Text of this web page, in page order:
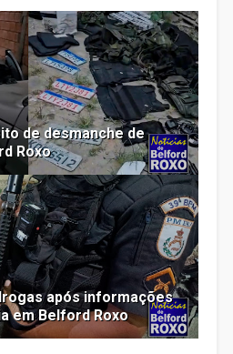
de desmanche de
Roxo
após informações
em Belford Roxo